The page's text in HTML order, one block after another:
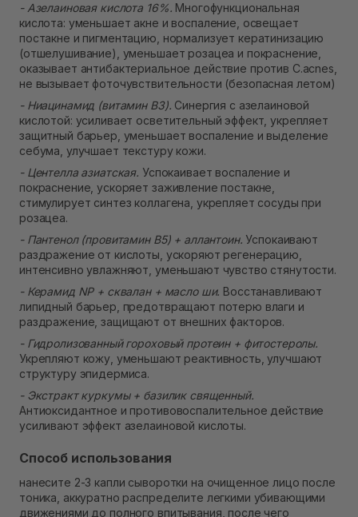
- Азелаиновая кислота 16%. Многофункциональная
кислота: уменьшает акне и воспаление, освещает
постакне и пигментацию, нормализует кератинизацию
(отшелушивание), уменьшает розацеа и покраснение,
оказывает антибактериальное действие против C.acnes,
не вызывает фоточувствительности (безопасная летом)
- Ниацинамид (витамин B3). Синергия с азелаиновой
кислотой: усиливает осветительный эффект, укрепляет
защитный барьер, уменьшает воспаление и выделение
себума, улучшает текстуру кожи.
- Центелла азиатская. Успокаивает воспаление и
покраснение, ускоряет заживление постакне,
стимулирует синтез коллагена, укрепляет сосуды при
розацеа.
- Пантенол (провитамин B5) + аллантоин. Успокаивают
раздражение от кислоты, ускоряют регенерацию,
интенсивно увлажняют, уменьшают чувство стянутости.
- Керамид NP + сквалан + масло ши. Восстанавливают
липидный барьер, предотвращают потерю влаги и
раздражение, защищают от внешних факторов.
- Гидролизованный гороховый протеин + фитостеролы.
Укрепляют кожу, уменьшают реактивность, улучшают
структуру эпидермиса.
- Экстракт куркумы + базилик священный.
Антиоксидантное и противовоспалительное действие
усиливают эффект азелаиновой кислоты.
Способ использования
нанесите 2-3 капли сыворотки на очищенное лицо после
тоника, аккуратно распределите легкими убивающими
движениями до полного впитывания, после чего